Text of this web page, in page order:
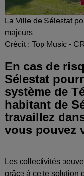
La Ville de Sélestat
majeurs
Crédit : Top Music - CR
En cas de
Sélestat
système de
habitant de
travaillez
vous pouvez
Les collectivités
grâce à cette solution